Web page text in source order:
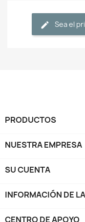
Sea el
PRODUCTOS
NUESTRA EMPRESA
SU CUENTA
INFORMACIÓN DE
CENTRO DE APOYO